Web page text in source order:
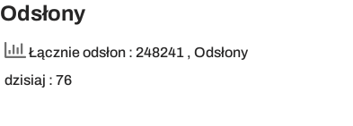
Odsłony
Łącznie odsłon : 248241 , Odsłony
dzisiaj : 76